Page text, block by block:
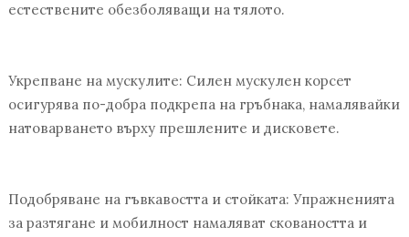
естествените обезболяващи на тялото.
Укрепване на мускулите: Силен мускулен корсет
осигурява по-добра подкрепа на гръбнака, намалявайки
натоварването върху прешлените и дисковете.
Подобряване на гъвкавостта и стойката: Упражненията
за разтягане и мобилност намаляват сковаността и